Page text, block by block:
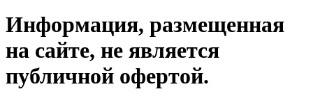
Информация, размещенная
на сайте, не является
публичной офертой.